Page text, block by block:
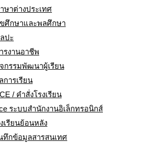
ษาต่างประเทศ
ศึกษาและพลศึกษา
ปะ
รงานอาชีพ
กรรมพัฒนาผู้เรียน
ารเรียน
/ คำสั่งโรงเรียน
ระบบสำนักงานอิเล็กทรอนิกส์
เรียนย้อนหลัง
ทึกข้อมูลสารสนเทศ